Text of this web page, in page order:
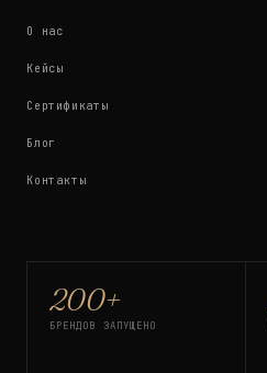
О нас
Кейсы
Сертификаты
Блог
Контакты
200+
БРЕНДОВ ЗАПУЩЕНО